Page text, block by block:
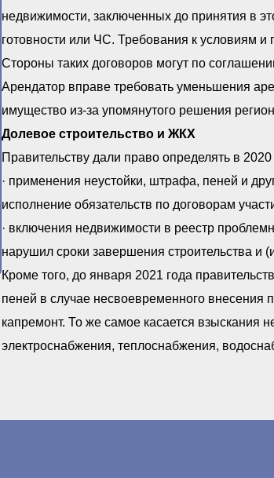
недвижимости, заключенных до принятия в
готовности или ЧС. Требования к условиям и
Стороны таких договоров могут по
Арендатор вправе требовать уменьшения
имущество из-за упомянутого решения
Долевое строительство и ЖКХ
Правительству дали право определять в 2020
· применения неустойки, штрафа, пеней и
исполнение обязательств по договорам
· включения недвижимости в реестр
нарушил сроки завершения строительства и
Кроме того, до января 2021 года
пеней в случае несвоевременного
капремонт. То же самое касается взыскания
электроснабжения, теплоснабжения,